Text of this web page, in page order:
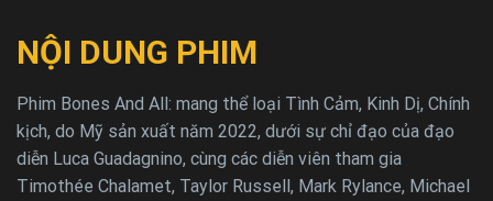
NỘI DUNG PHIM
Phim Bones And All: mang thể loại Tình Cảm, Kinh Dị, Chính
kịch, do Mỹ sản xuất năm 2022, dưới sự chỉ đạo của đạo
diễn Luca Guadagnino, cùng các diễn viên tham gia
Timothée Chalamet, Taylor Russell, Mark Rylance, Michael